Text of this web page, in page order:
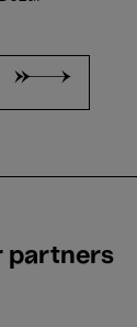
partners